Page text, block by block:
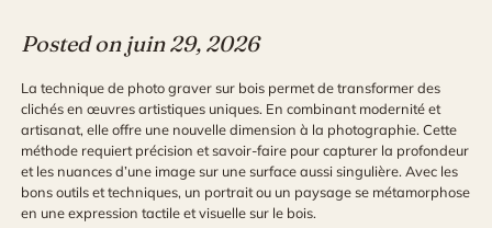
Posted on juin 29, 2026
La technique de photo graver sur bois permet de transformer des
clichés en œuvres artistiques uniques. En combinant modernité et
artisanat, elle offre une nouvelle dimension à la photographie. Cette
méthode requiert précision et savoir-faire pour capturer la profondeur
et les nuances d’une image sur une surface aussi singulière. Avec les
bons outils et techniques, un portrait ou un paysage se métamorphose
en une expression tactile et visuelle sur le bois.